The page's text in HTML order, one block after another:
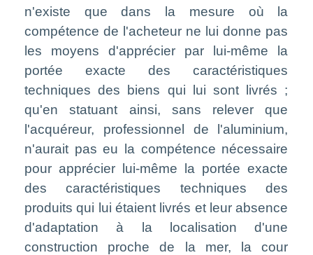
n'existe que dans la mesure où la
compétence de l'acheteur ne lui donne pas
les moyens d'apprécier par lui-même la
portée exacte des caractéristiques
techniques des biens qui lui sont livrés ;
qu'en statuant ainsi, sans relever que
l'acquéreur, professionnel de l'aluminium,
n'aurait pas eu la compétence nécessaire
pour apprécier lui-même la portée exacte
des caractéristiques techniques des
produits qui lui étaient livrés et leur absence
d'adaptation à la localisation d'une
construction proche de la mer, la cour